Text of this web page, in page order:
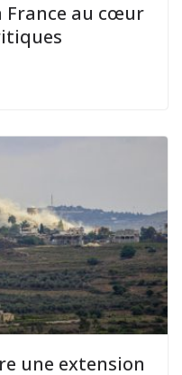
France au cœur
une extension